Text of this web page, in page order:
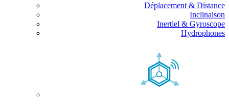
Déplacement & Distance
Inclinaison
Inertiel & Gyroscope
Hydrophones